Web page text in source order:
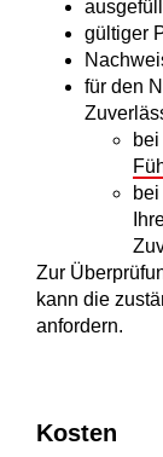
gültiger
für den
Zur
kann die
anfordern.
Kosten